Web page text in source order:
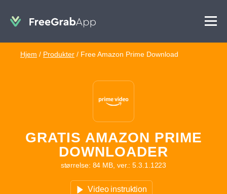
Hjem / Produkter / Free Amazon Prime Download
GRATIS AMAZON PRIME
DOWNLOADER
størrelse: 84 MB, ver.: 5.3.1.1223
Video instruktion